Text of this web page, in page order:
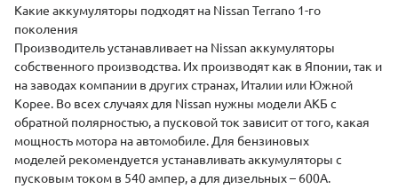
Какие аккумуляторы подходят на Nissan Terrano 1-го
поколения
Производитель устанавливает на Nissan аккумуляторы
собственного производства. Их производят как в Японии, так и
на заводах компании в других странах, Италии или Южной
Корее. Во всех случаях для Nissan нужны модели АКБ с
обратной полярностью, а пусковой ток зависит от того, какая
мощность мотора на автомобиле. Для бензиновых
моделей рекомендуется устанавливать аккумуляторы с
пусковым током в 540 ампер, а для дизельных – 600А.